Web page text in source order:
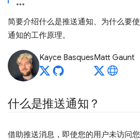
简要介绍什么是推送通知、为什么要
通知的工作原理。
Kayce BasquesMatt Gaunt
什么是推送通知？
借助推送消息，即使您的用户未访问